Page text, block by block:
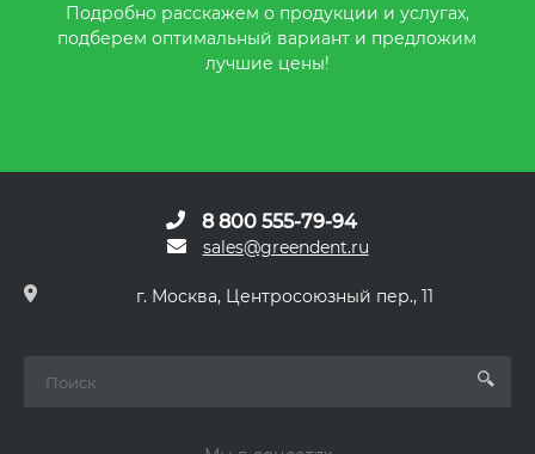
Подробно расскажем о продукции и услугах,
подберем оптимальный вариант и предложим
лучшие цены!
8 800 555-79-94
sales@greendent.ru
г. Москва, Центросоюзный пер., 11